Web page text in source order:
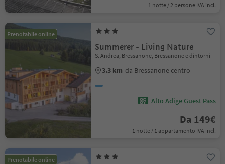
1 notte / 2 persone IVA incl.
Prenotabile online
Summerer - Living Nature
S. Andrea, Bressanone, Bressanone e dintorni
3.3 km da Bressanone centro
Alto Adige Guest Pass
Da 149€
1 notte / 1 appartamento IVA incl.
Prenotabile online